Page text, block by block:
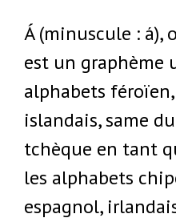
Á (minuscule : á),
est un graphème
alphabets
islandais, same
tchèque en tant
les alphabets
espagnol,